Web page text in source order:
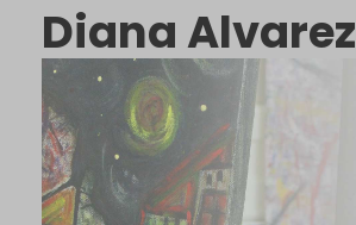
Diana Alvarez